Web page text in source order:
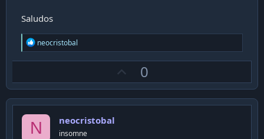
Saludos
R
e
a
i
o
n
s
:
neocristobal
p
v
0
N neocristobal
insomne